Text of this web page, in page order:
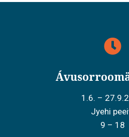
1.6. –
Jyehi
9 – 18